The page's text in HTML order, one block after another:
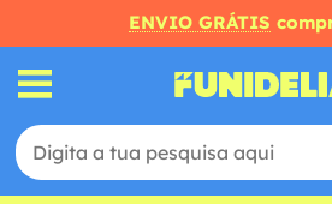
ENVIO GRÁTIS